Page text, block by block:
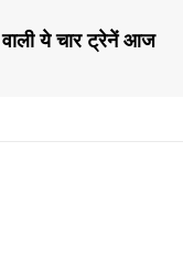
ये चार ट्रेनें आज